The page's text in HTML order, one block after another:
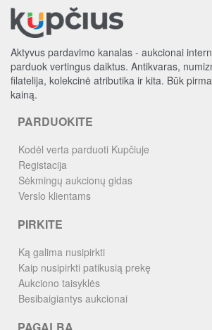
Aktyvus pardavimo kanalas - aukcionai
parduok vertingus daiktus. Antikvaras,
filatelija, kolekcinė atributika ir kita. Būk
kainą.
PARDUOKITE
Kodėl verta parduoti Kupčiuje
Registacija
Sėkmingų aukcionų gidas
Verslo klientams
PIRKITE
Ką galima nusipirkti
Kaip nusipirkti patikusią prekę
Aukciono taisyklės
Besibaigiantys aukcionai